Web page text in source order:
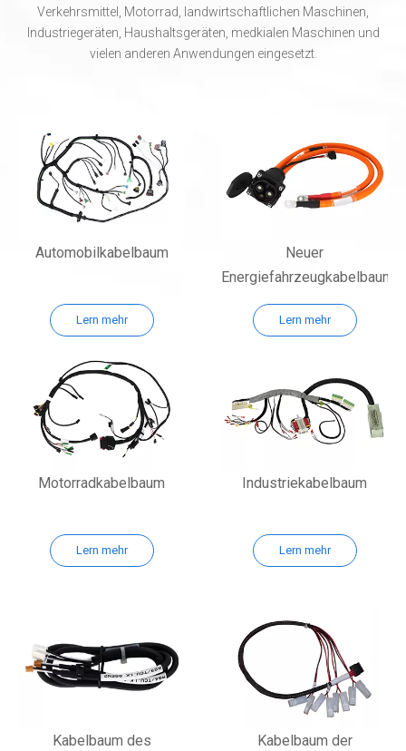
Verkehrsmittel, Motorrad, landwirtschaftlichen Maschinen,
Industriegeräten, Haushaltsgeräten, medkialen Maschinen und
vielen anderen Anwendungen eingesetzt.
Automobilkabelbaum
Lern mehr
Neuer
Energiefahrzeugkabelbaum
Lern mehr
Motorradkabelbaum
Lern mehr
Industriekabelbaum
Lern mehr
Kabelbaum des
Kabelbaum der